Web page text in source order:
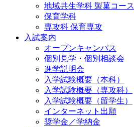
地域共⽣学科 製菓コース
保育学科
専攻科 保育専攻
入試案内
オープンキャンパス
個別⾒学・個別相談会
進学説明会
入学試験概要（本科）
入学試験概要（専攻科）
入学試験概要（留学生）
インターネット出願
奨学金／学納金